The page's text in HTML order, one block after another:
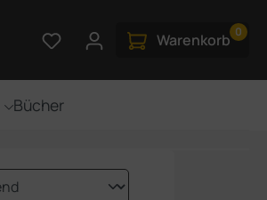
Du hast 0 Produkte auf dem
Warenkorb 0
Bücher